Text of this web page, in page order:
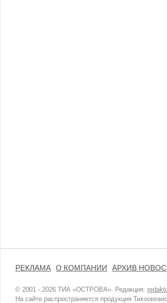
РЕКЛАМА О КОМПАНИИ АРХИВ
© 2001 - 2026 ТИА «ОСТРОВА». Редакция:
На сайте распространяется продукция